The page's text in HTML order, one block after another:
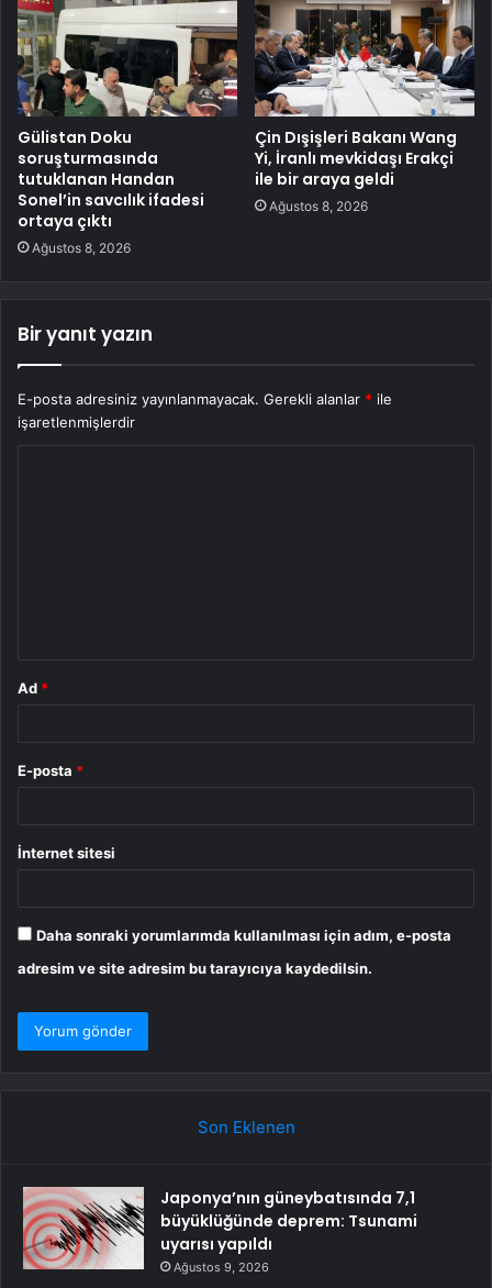
Gülistan Doku
soruşturmasında
tutuklanan Handan
Sonel’in savcılık ifadesi
ortaya çıktı
Ağustos 8, 2026
Çin Dışişleri Bakanı Wang
Yi, İranlı mevkidaşı Erakçi
ile bir araya geldi
Ağustos 8, 2026
Bir yanıt yazın
E-posta adresiniz yayınlanmayacak. Gerekli alanlar * ile
işaretlenmişlerdir
Ad *
E-posta *
İnternet sitesi
Daha sonraki yorumlarımda kullanılması için adım, e-posta
adresim ve site adresim bu tarayıcıya kaydedilsin.
Son Eklenen
Japonya’nın güneybatısında 7,1
büyüklüğünde deprem: Tsunami
uyarısı yapıldı
Ağustos 9, 2026